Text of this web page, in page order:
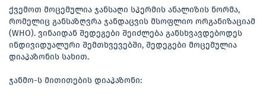
ქვემოთ მოცემულია ჯანსაღი სპერმის ანალიზის ნორმა,
რომელიც განსაზღვრა ჯანდაცვის მსოფლიო ორგანიზაციამ
(WHO). ვინაიდან შედეგები შეიძლება განსხვავდებოდეს
ინდივიდუალური შემთხვევებში, შედეგები მოცემულია
დიაპაზონის სახით.
ჯანმო-ს მითითების დიაპაზონი: